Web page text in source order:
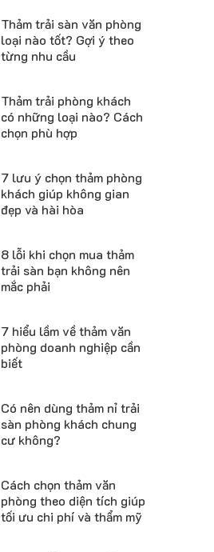
Thảm trải sàn văn phòng
loại nào tốt? Gợi ý theo
từng nhu cầu
Thảm trải phòng khách
có những loại nào? Cách
chọn phù hợp
7 lưu ý chọn thảm phòng
khách giúp không gian
đẹp và hài hòa
8 lỗi khi chọn mua thảm
trải sàn bạn không nên
mắc phải
7 hiểu lầm về thảm văn
phòng doanh nghiệp cần
biết
Có nên dùng thảm nỉ trải
sàn phòng khách chung
cư không?
Cách chọn thảm văn
phòng theo diện tích giúp
tối ưu chi phí và thẩm mỹ